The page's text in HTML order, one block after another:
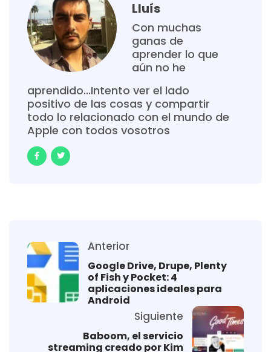
Lluís
Con muchas
ganas de
aprender lo que
aún no he
aprendido...Intento ver el lado
positivo de las cosas y compartir
todo lo relacionado con el mundo de
Apple con todos vosotros
Anterior
Google Drive, Drupe, Plenty
of Fish y Pocket: 4
aplicaciones ideales para
Android
Siguiente
Baboom, el servicio
streaming creado por Kim